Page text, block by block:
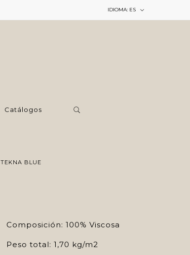
IDIOMA: ES
Catálogos
TEKNA BLUE
Composición: 100% Viscosa
Peso total: 1,70 kg/m2